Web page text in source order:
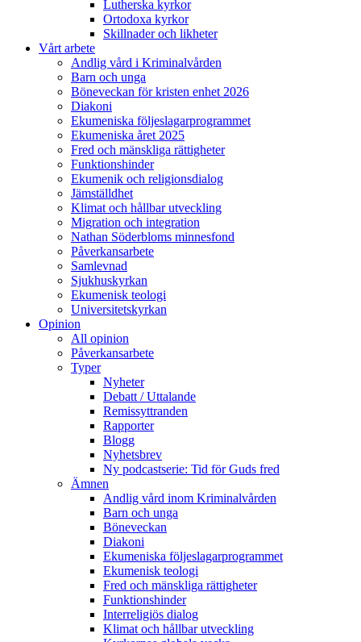
Lutherska kyrkor
Ortodoxa kyrkor
Skillnader och likheter
Vårt arbete
Andlig vård i Kriminalvården
Barn och unga
Böneveckan för kristen enhet 2026
Diakoni
Ekumeniska följeslagarprogrammet
Ekumeniska året 2025
Fred och mänskliga rättigheter
Funktionshinder
Ekumenik och religionsdialog
Jämställdhet
Klimat och hållbar utveckling
Migration och integration
Nathan Söderbloms minnesfond
Påverkansarbete
Samlevnad
Sjukhuskyrkan
Ekumenisk teologi
Universitetskyrkan
Opinion
All opinion
Påverkansarbete
Typer
Nyheter
Debatt / Uttalande
Remissyttranden
Rapporter
Blogg
Nyhetsbrev
Ny podcastserie: Tid för Guds fred
Ämnen
Andlig vård inom Kriminalvården
Barn och unga
Böneveckan
Diakoni
Ekumeniska följeslagarprogrammet
Ekumenisk teologi
Fred och mänskliga rättigheter
Funktionshinder
Interreligiös dialog
Klimat och hållbar utveckling